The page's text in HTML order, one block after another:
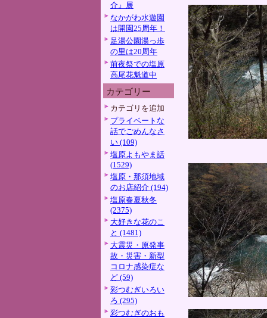
介』展
なかがわ水遊園
は開園25周年！
足湯公園湯っ歩
の里は20周年
前夜祭での塩原
高尾花魁道中
カテゴリー
カテゴリを追加
プライベートな
話でごめんなさ
い (109)
塩原よもやま話
(1529)
塩原・那須地域
のお店紹介 (194)
塩原春夏秋冬
(2375)
大好きな花のこ
と (1481)
大震災・原発事
故・災害・新型
コロナ感染症な
ど (59)
彩つむぎいろい
ろ (295)
彩つむぎのおも